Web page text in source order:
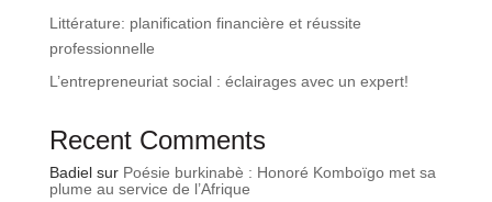
Littérature: planification financière et réussite
professionnelle
L’entrepreneuriat social : éclairages avec un expert!
Recent Comments
Badielsur Poésie burkinabè : Honoré Komboïgo met sa
plume au service de l’Afrique